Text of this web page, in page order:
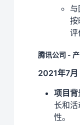
按
评
腾讯公司 -
2021年7
项目背
长和
性。